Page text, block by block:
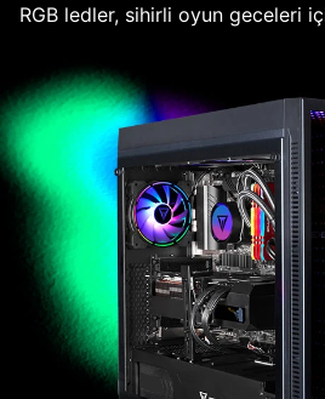
RGB ledler, sihirli oyun geceleri